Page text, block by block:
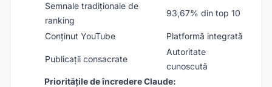
Semnale tradiționale de
ranking
93,67% din top 10
Conținut YouTube Platformă integrată
Publicații consacrate
Autoritate
cunoscută
Prioritățile de încredere Claude: